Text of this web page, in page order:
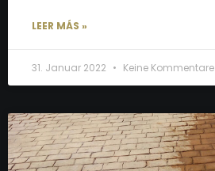
LEER MÁS »
31. Januar 2022 Keine Kommentare